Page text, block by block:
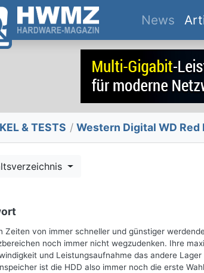
News
& TESTS / Western Digital WD Red
Zeiten von immer schneller und günstiger
noch immer nicht wegzudenken. Ihre
und Leistungsaufnahme das andere
ist die HDD also immer noch die erste